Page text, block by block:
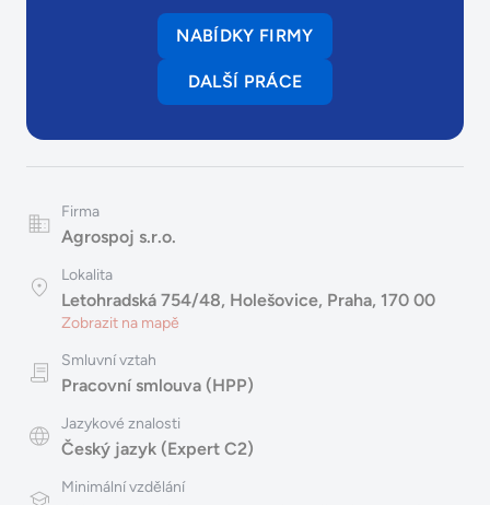
NABÍDKY FIRMY
DALŠÍ PRÁCE
Firma
Agrospoj s.r.o.
Lokalita
Letohradská 754/48, Holešovice, Praha, 170 00
Zobrazit na mapě
Smluvní vztah
Pracovní smlouva (HPP)
Jazykové znalosti
Český jazyk (Expert C2)
Minimální vzdělání